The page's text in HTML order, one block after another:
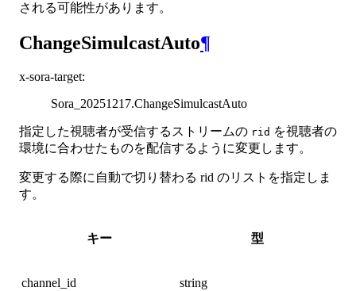
される可能性があります。
ChangeSimulcastAuto¶
x-sora-target:
Sora_20251217.ChangeSimulcastAuto
指定した視聴者が受信するストリームの rid を視聴者の
環境に合わせたものを配信するように変更します。
変更する際に自動で切り替わる rid のリストを指定しま
す。
キー 型
channel_id string